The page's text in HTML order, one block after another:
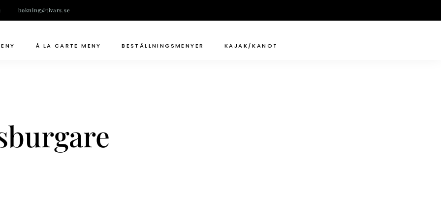
bokning@tivars.se
À LA CARTE MENY BESTÄLLNINGSMENYER KAJAK/KANOT